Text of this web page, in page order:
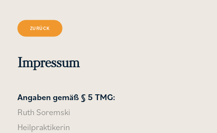
ZURÜCK
Impressum
Angaben gemäß § 5 TMG:
Ruth Soremski
Heilpraktikerin